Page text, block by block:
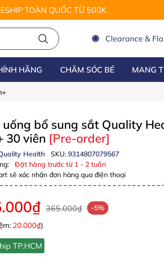
TOÀN QUỐC TỪ 500K
Clearance &
HÃNG CHĂM SÓC BÉ MANG
uống bổ sung sắt Quality
30 viên [Pre-order]
Health SKU: 9314807079567
Đặt hàng trước từ 1 - 2 tuần
sẽ xác nhận đơn hàng qua điện thoại
365.000₫ -5%
20.000₫)
TP.HCM